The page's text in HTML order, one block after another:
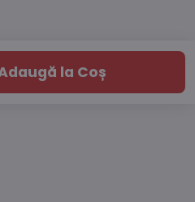
Adaugă la Coș